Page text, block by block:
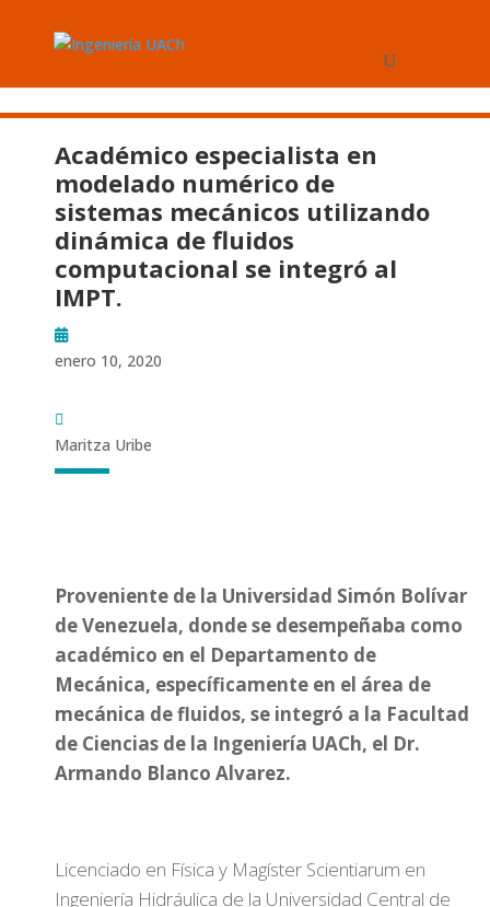
Académico especialista en
modelado numérico de
sistemas mecánicos utilizando
dinámica de fluidos
computacional se integró al
IMPT.
enero 10, 2020
Maritza Uribe
Proveniente de la Universidad Simón Bolívar
de Venezuela, donde se desempeñaba como
académico en el Departamento de
Mecánica, específicamente en el área de
mecánica de fluidos, se integró a la Facultad
de Ciencias de la Ingeniería UACh, el Dr.
Armando Blanco Alvarez.
Licenciado en Física y Magíster Scientiarum en
Ingeniería Hidráulica de la Universidad Central de